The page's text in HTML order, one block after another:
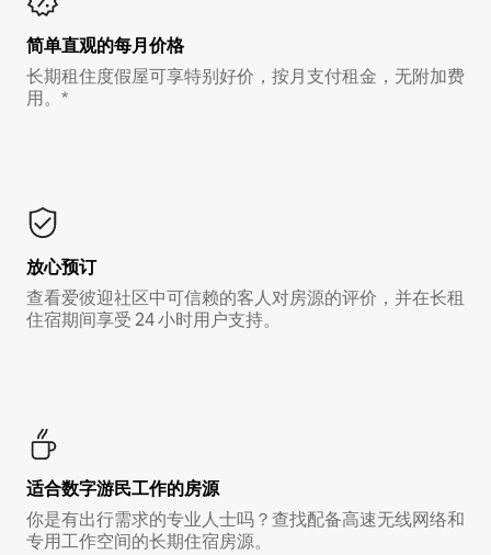
简单直观的每月价格
长期租住度假屋可享特别好价，按月支付租金，无附加费
用。*
放心预订
查看爱彼迎社区中可信赖的客人对房源的评价，并在长租
住宿期间享受 24 小时用户支持。
适合数字游民工作的房源
你是有出行需求的专业人士吗？查找配备高速无线网络和
专用工作空间的长期住宿房源。